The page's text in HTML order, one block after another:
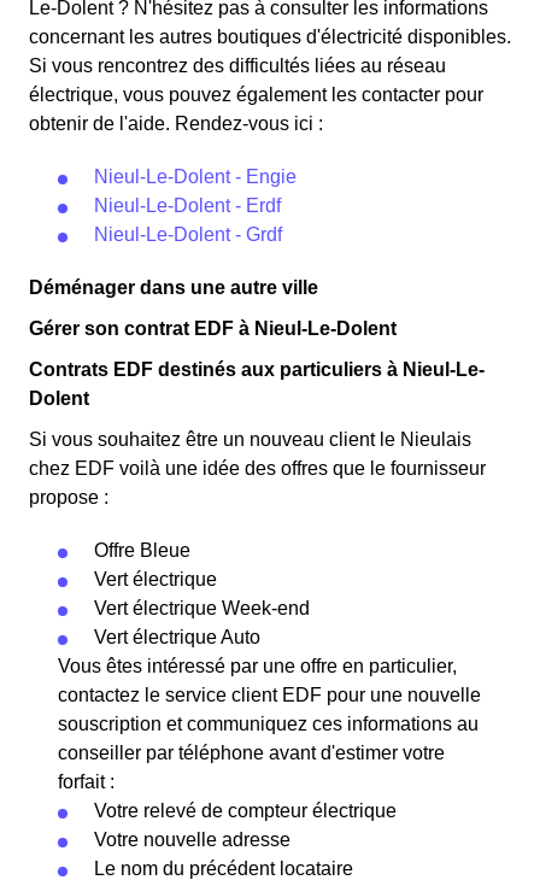
Le-Dolent ? N'hésitez pas à consulter les informations
concernant les autres boutiques d'électricité disponibles.
Si vous rencontrez des difficultés liées au réseau
électrique, vous pouvez également les contacter pour
obtenir de l'aide. Rendez-vous ici :
Nieul-Le-Dolent - Engie
Nieul-Le-Dolent - Erdf
Nieul-Le-Dolent - Grdf
Déménager dans une autre ville
Gérer son contrat EDF à Nieul-Le-Dolent
Contrats EDF destinés aux particuliers à Nieul-Le-
Dolent
Si vous souhaitez être un nouveau client le Nieulais
chez EDF voilà une idée des offres que le fournisseur
propose :
Offre Bleue
Vert électrique
Vert électrique Week-end
Vert électrique Auto
Vous êtes intéressé par une offre en particulier,
contactez le service client EDF pour une nouvelle
souscription et communiquez ces informations au
conseiller par téléphone avant d'estimer votre
forfait :
Votre relevé de compteur électrique
Votre nouvelle adresse
Le nom du précédent locataire